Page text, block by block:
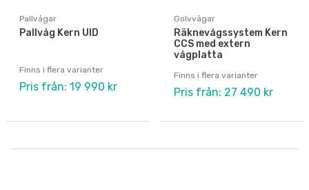
Pallvågar
Pallvåg Kern UID
Finns i flera varianter
Pris från: 19 990 kr
Golvvågar
Räknevågssystem Kern
CCS med extern
vågplatta
Finns i flera varianter
Pris från: 27 490 kr